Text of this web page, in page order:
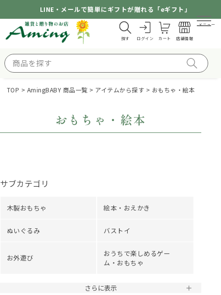
LINE・メールで簡単にギフトが贈れる「eギフト」
探す ログイン カート 店舗情報
メニュー
TOP AmingBABY 商品一覧 アイテムから探す おもちゃ・絵本
おもちゃ・絵本
サブカテゴリ
木製おもちゃ 絵本・おえかき
ぬいぐるみ バストイ
お外遊び
おうちで楽しめるゲー
ム・おもちゃ
さらに表示